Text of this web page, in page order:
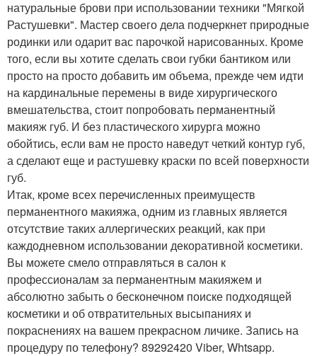
натуральные брови при использовании техники "Мягкой
Растушевки". Мастер своего дела подчеркнет природные
родинки или одарит вас парочкой нарисованных. Кроме
того, если вы хотите сделать свои губки бантиком или
просто на просто добавить им объема, прежде чем идти
на кардинальные перемены в виде хирургического
вмешательства, стоит попробовать перманентный
макияж губ. И без пластического хирурга можно
обойтись, если вам не просто наведут четкий контур губ,
а сделают еще и растушевку краски по всей поверхности
губ.
Итак, кроме всех перечисленных преимуществ
перманентного макияжа, одним из главных является
отсутствие таких аллергических реакций, как при
каждодневном использовании декоративной косметики.
Вы можете смело отправляться в салон к
профессионалам за перманентным макияжем и
абсолютно забыть о бесконечном поиске подходящей
косметики и об отвратительных высыпаниях и
покраснениях на вашем прекрасном личике. Запись на
процедуру по телефону? 89292420 Viber, Whtsapp.